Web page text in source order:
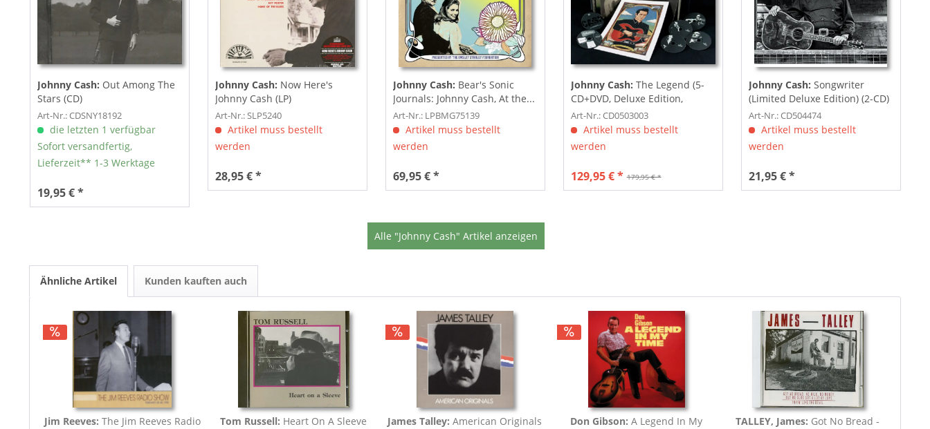
Johnny Cash: Out Among The
Stars (CD)
Art-Nr.: CDSNY18192
die letzten 1 verfügbar
Sofort versandfertig,
Lieferzeit** 1-3 Werktage
19,95 € *
Johnny Cash: Now Here's
Johnny Cash (LP)
Art-Nr.: SLP5240
Artikel muss bestellt
werden
28,95 € *
Johnny Cash: Bear's Sonic
Journals: Johnny Cash, At the...
Art-Nr.: LPBMG75139
Artikel muss bestellt
werden
69,95 € *
Johnny Cash: The Legend (5-
CD+DVD, Deluxe Edition,
Limited,...
Art-Nr.: CD0503003
Artikel muss bestellt
werden
179,95 € *
129,95 € *
Johnny Cash: Songwriter
(Limited Deluxe Edition) (2-CD)
Art-Nr.: CD504474
Artikel muss bestellt
werden
21,95 € *
Alle "Johnny Cash" Artikel anzeigen
Ähnliche Artikel Kunden kauften auch
Jim Reeves: The Jim Reeves Radio
Tom Russell: Heart On A Sleeve
James Talley:American Originals Don Gibson:A Legend In My
TALLEY, James: Got No Bread -